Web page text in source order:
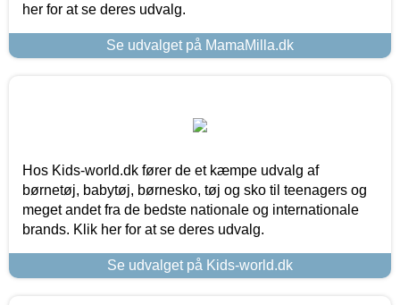
her for at se deres udvalg.
Se udvalget på MamaMilla.dk
Hos Kids-world.dk fører de et kæmpe udvalg af
børnetøj, babytøj, børnesko, tøj og sko til teenagers og
meget andet fra de bedste nationale og internationale
brands. Klik her for at se deres udvalg.
Se udvalget på Kids-world.dk